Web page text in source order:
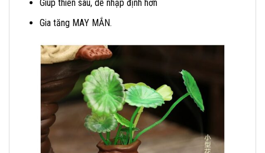
Giúp thiền sâu, dễ nhập định hơn
Gia tăng MAY MẮN.